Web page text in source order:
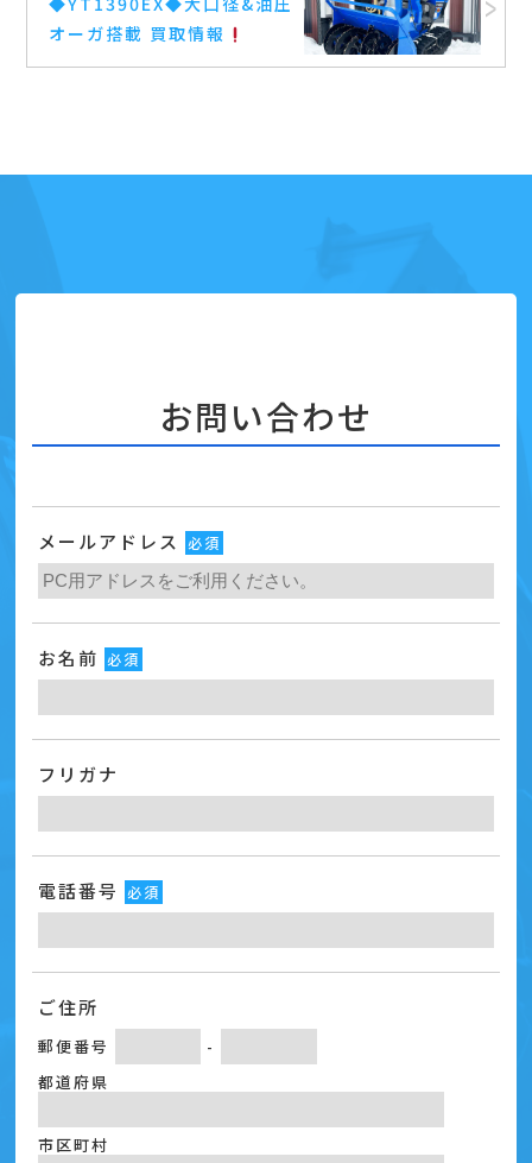
オーガ搭載 買取情報
お問い合わせ
メールアドレス 必須
お名前 必須
フリガナ
電話番号 必須
ご住所
郵便番号
-
都道府県
市区町村